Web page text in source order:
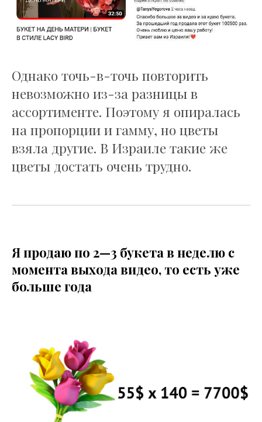
Однако точь-в-точь повторить
невозможно из-за разницы в
ассортименте. Поэтому я опиралась
на пропорции и гамму, но цветы
взяла другие. В Израиле такие же
цветы достать очень трудно.
Я продаю по 2—3 букета в неделю с
момента выхода видео, то есть уже
больше года